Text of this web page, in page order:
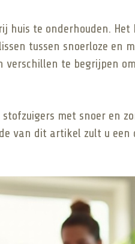
huis te onderhouden.
tussen snoerloze en
te begrijpen
met snoer en
van dit artikel zult u